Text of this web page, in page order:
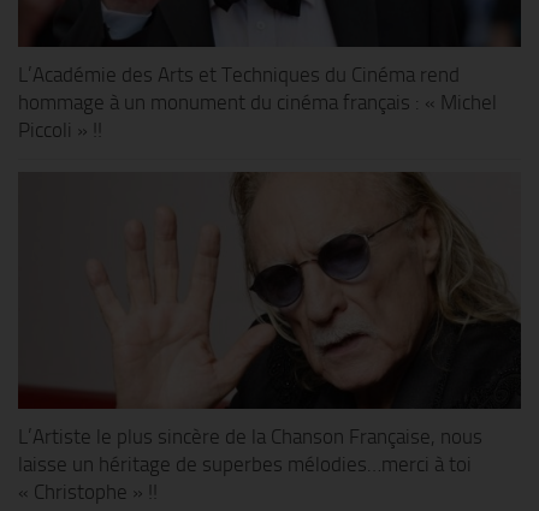
L’Académie des Arts et Techniques du Cinéma rend
hommage à un monument du cinéma français : « Michel
Piccoli » !!
L’Artiste le plus sincère de la Chanson Française, nous
laisse un héritage de superbes mélodies…merci à toi
« Christophe » !!